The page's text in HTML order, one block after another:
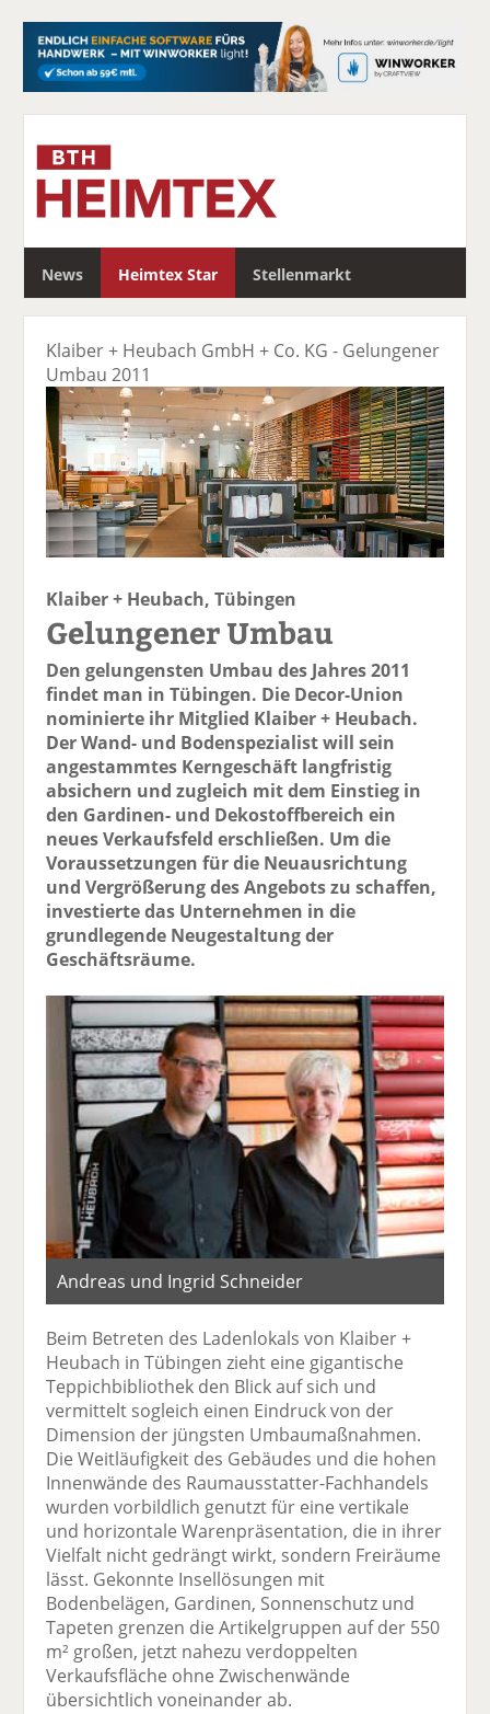
News Heimtex Star Stellenmarkt
c
Klaiber + Heubach GmbH + Co. KG - Gelungener
Umbau 2011
Klaiber + Heubach, Tübingen
Gelungener Umbau
Den gelungensten Umbau des Jahres 2011
findet man in Tübingen. Die Decor-Union
nominierte ihr Mitglied Klaiber + Heubach.
Der Wand- und Bodenspezialist will sein
angestammtes Kerngeschäft langfristig
absichern und zugleich mit dem Einstieg in
den Gardinen- und Dekostoffbereich ein
neues Verkaufsfeld erschließen. Um die
Voraussetzungen für die Neuausrichtung
und Vergrößerung des Angebots zu schaffen,
investierte das Unternehmen in die
grundlegende Neugestaltung der
Geschäftsräume.
Andreas und Ingrid Schneider
Beim Betreten des Ladenlokals von Klaiber +
Heubach in Tübingen zieht eine gigantische
Teppichbibliothek den Blick auf sich und
vermittelt sogleich einen Eindruck von der
Dimension der jüngsten Umbaumaßnahmen.
Die Weitläufigkeit des Gebäudes und die hohen
Innenwände des Raumausstatter-Fachhandels
wurden vorbildlich genutzt für eine vertikale
und horizontale Warenpräsentation, die in ihrer
Vielfalt nicht gedrängt wirkt, sondern Freiräume
lässt. Gekonnte Insellösungen mit
Bodenbelägen, Gardinen, Sonnenschutz und
Tapeten grenzen die Artikelgruppen auf der 550
m² großen, jetzt nahezu verdoppelten
Verkaufsfläche ohne Zwischenwände
übersichtlich voneinander ab.